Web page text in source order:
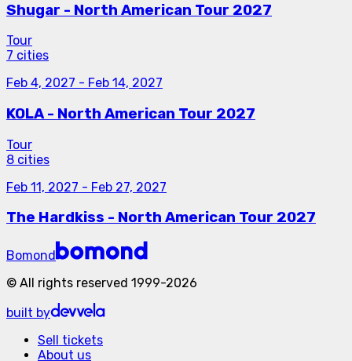
Shugar - North American Tour 2027
Tour
7 cities
Feb 4, 2027 - Feb 14, 2027
KOLA - North American Tour 2027
Tour
8 cities
Feb 11, 2027 - Feb 27, 2027
The Hardkiss - North American Tour 2027
Bomond
© All rights reserved 1999-2026
built by
Sell tickets
About us